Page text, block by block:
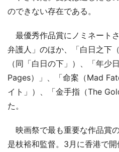
のできない存在である。
最優秀作品賞にノミネート
弁護人」のほか、「白日之下
（同「白日の下」）、「年
Pages）」、「命案（Mad
イト」）、「金手指（The
た。
映画祭で最も重要な作品賞
是枝裕和監督。3月に香港で